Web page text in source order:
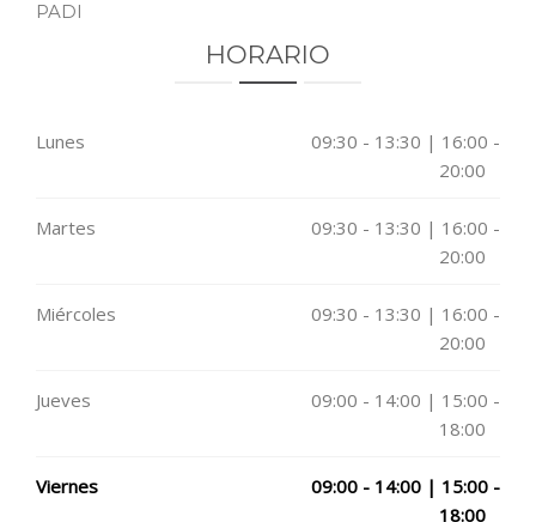
PADI
HORARIO
Lunes
09:30 - 13:30 | 16:00 -
20:00
Martes
09:30 - 13:30 | 16:00 -
20:00
Miércoles
09:30 - 13:30 | 16:00 -
20:00
Jueves
09:00 - 14:00 | 15:00 -
18:00
Viernes
09:00 - 14:00 | 15:00 -
18:00